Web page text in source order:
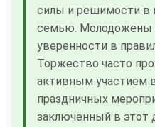
силы и решимости в
семью. Молодожены
уверенности в
Торжество часто
активным участием
праздничных
заключенный в этот